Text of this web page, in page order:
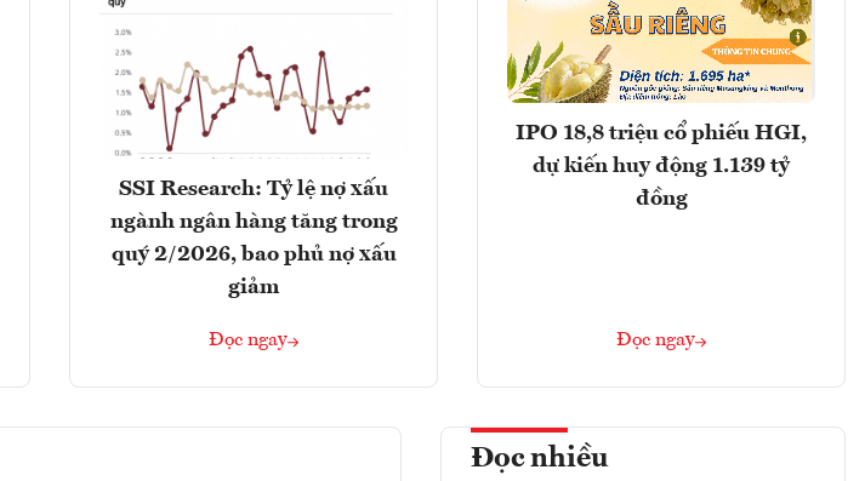
SSI Research: Tỷ lệ nợ xấu
ngành ngân hàng tăng trong
quý 2/2026, bao phủ nợ xấu
giảm
Đọc ngay
IPO 18,8 triệu cổ phiếu HGI,
dự kiến huy động 1.139 tỷ
đồng
Đọc ngay
Đọc nhiều